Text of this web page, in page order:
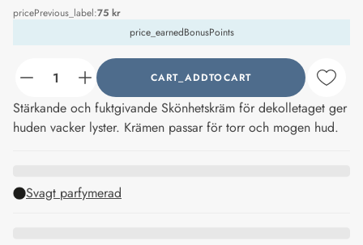
pricePrevious_label:75 kr
price_earnedBonusPoints
counter_current CART_ADDTOCART
Stärkande och fuktgivande Skönhetskräm för dekolletaget ger
huden vacker lyster. Krämen passar för torr och mogen hud.
Svagt parfymerad